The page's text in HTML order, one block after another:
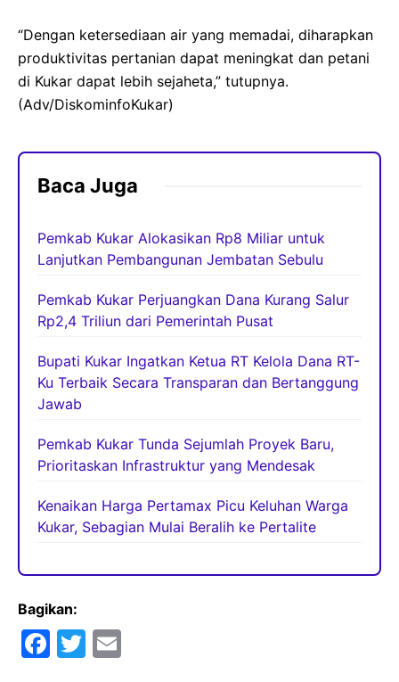
“Dengan ketersediaan air yang memadai, diharapkan
produktivitas pertanian dapat meningkat dan petani
di Kukar dapat lebih sejaheta,” tutupnya.
(Adv/DiskominfoKukar)
Baca Juga
Pemkab Kukar Alokasikan Rp8 Miliar untuk
Lanjutkan Pembangunan Jembatan Sebulu
Pemkab Kukar Perjuangkan Dana Kurang Salur
Rp2,4 Triliun dari Pemerintah Pusat
Bupati Kukar Ingatkan Ketua RT Kelola Dana RT-
Ku Terbaik Secara Transparan dan Bertanggung
Jawab
Pemkab Kukar Tunda Sejumlah Proyek Baru,
Prioritaskan Infrastruktur yang Mendesak
Kenaikan Harga Pertamax Picu Keluhan Warga
Kukar, Sebagian Mulai Beralih ke Pertalite
Bagikan:
F
T